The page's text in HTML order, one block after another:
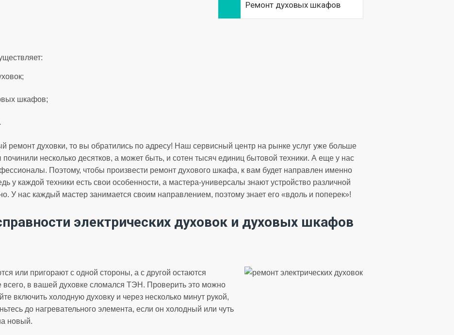
Ремонт духовых шкафов
шкафов;
ремонт духовки, то вы обратились по адресу! Наш сервисный центр на рынке услуг уже больше
несколько десятков, а может быть, и сотен тысяч единиц бытовой техники. А еще у нас
Поэтому, чтобы произвести ремонт духового шкафа, к вам будет направлен именно
у каждой техники есть свои особенности, а мастера-универсалы знают устройство различной
У нас каждый мастер занимается своим направлением, поэтому знает его «вдоль и поперек»!
электрических духовок и духовых шкафов
или пригорают с одной стороны, а с другой остаются
в вашей духовке сломался ТЭН. Проверить это можно
включить холодную духовку и через несколько минут рукой,
до нагревательного элемента, если он холодный или чуть
новый.